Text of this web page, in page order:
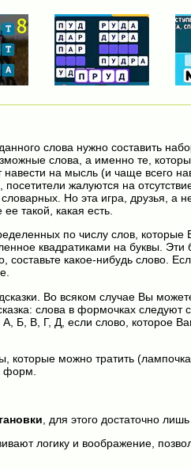
слова нужно составить
слова, а именно те,
на мысль (и чаще всего
жалуются на
Но эта игра, друзья, а
такой, какая есть.
по числу слов, которые
квадратиками на буквы. Эти
какое-нибудь слово.
Во всяком случае Вы
слова в формочках следуют
Б, В, Г, Д, если слово, которое
которые можно тратить
форм.
, для этого достаточно
логику и воображение,